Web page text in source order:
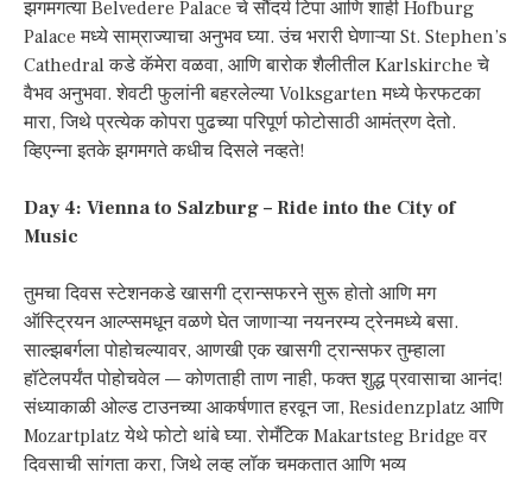
झगमगत्या Belvedere Palace चे सौंदर्य टिपा आणि शाही Hofburg
Palace मध्ये साम्राज्याचा अनुभव घ्या. उंच भरारी घेणाऱ्या St. Stephen’s
Cathedral कडे कॅमेरा वळवा, आणि बारोक शैलीतील Karlskirche चे
वैभव अनुभवा. शेवटी फुलांनी बहरलेल्या Volksgarten मध्ये फेरफटका
मारा, जिथे प्रत्येक कोपरा पुढच्या परिपूर्ण फोटोसाठी आमंत्रण देतो.
व्हिएन्ना इतके झगमगते कधीच दिसले नव्हते!
Day 4: Vienna to Salzburg – Ride into the City of
Music
तुमचा दिवस स्टेशनकडे खासगी ट्रान्सफरने सुरू होतो आणि मग
ऑस्ट्रियन आल्प्समधून वळणे घेत जाणाऱ्या नयनरम्य ट्रेनमध्ये बसा.
साल्झबर्गला पोहोचल्यावर, आणखी एक खासगी ट्रान्सफर तुम्हाला
हॉटेलपर्यंत पोहोचवेल — कोणताही ताण नाही, फक्त शुद्ध प्रवासाचा आनंद!
संध्याकाळी ओल्ड टाउनच्या आकर्षणात हरवून जा, Residenzplatz आणि
Mozartplatz येथे फोटो थांबे घ्या. रोमँटिक Makartsteg Bridge वर
दिवसाची सांगता करा, जिथे लव्ह लॉक चमकतात आणि भव्य